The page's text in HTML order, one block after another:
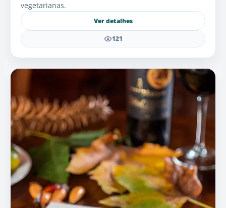
vegetarianas.
Ver detalhes
121